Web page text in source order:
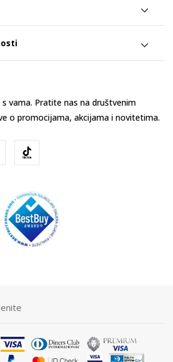
vama. Pratite nas na društvenim
o promocijama, akcijama i novitetima.